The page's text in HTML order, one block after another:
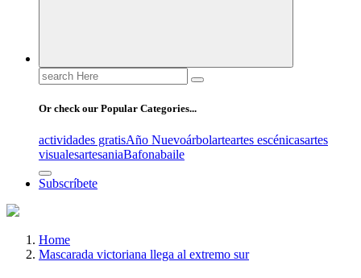
Search
for:
Or check our Popular Categories...
actividades gratisAño Nuevoárbolarteartes escénicasartes
visualesartesaniaBafonabaile
Subscríbete
Home
Mascarada victoriana llega al extremo sur